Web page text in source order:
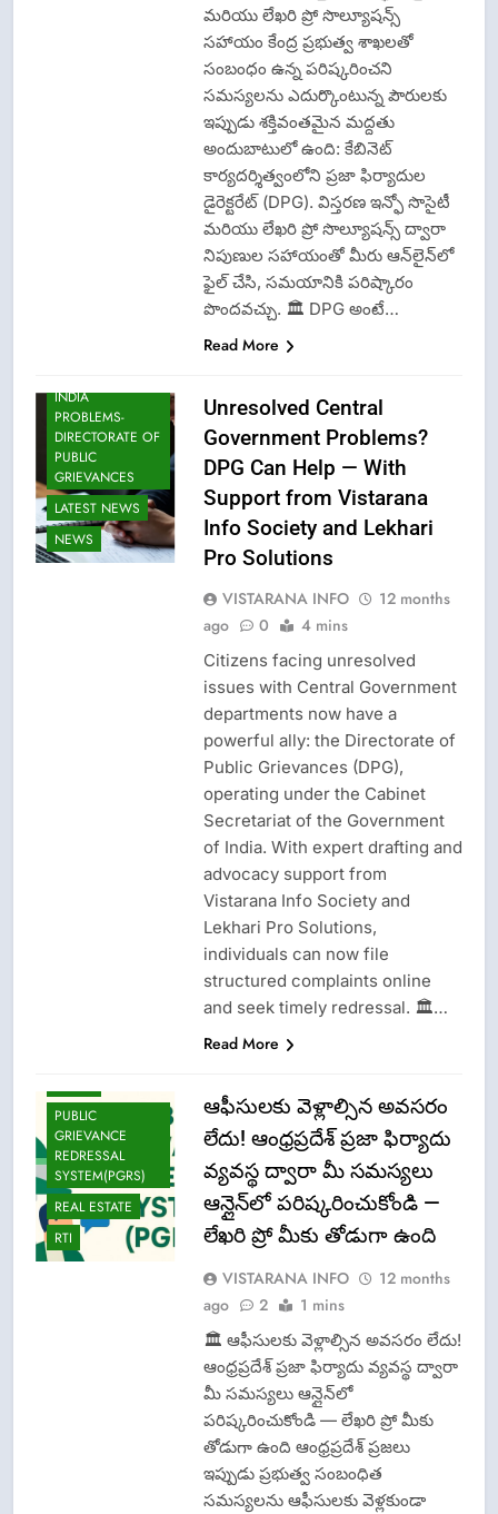
మరియు లేఖరి ప్రో సొల్యూషన్స్
సహాయం కేంద్ర ప్రభుత్వ శాఖలతో
సంబంధం ఉన్న పరిష్కరించని
సమస్యలను ఎదుర్కొంటున్న పౌరులకు
ఇప్పుడు శక్తివంతమైన మద్దతు
అందుబాటులో ఉంది: కేబినెట్
కార్యదర్శిత్వంలోని ప్రజా ఫిర్యాదుల
డైరెక్టరేట్ (DPG). విస్తరణ ఇన్ఫో సొసైటీ
మరియు లేఖరి ప్రో సొల్యూషన్స్ ద్వారా
నిపుణుల సహాయంతో మీరు ఆన్‌లైన్‌లో
ఫైల్ చేసి, సమయానికి పరిష్కారం
పొందవచ్చు. 🏛️ DPG అంటే…
Read More
INDIA
PROBLEMS-
DIRECTORATE OF
PUBLIC
GRIEVANCES
LATEST NEWS
NEWS
Unresolved Central
Government Problems?
DPG Can Help — With
Support from Vistarana
Info Society and Lekhari
Pro Solutions
VISTARANA INFO
12 months
ago
0 4 mins
Citizens facing unresolved
issues with Central Government
departments now have a
powerful ally: the Directorate of
Public Grievances (DPG),
operating under the Cabinet
Secretariat of the Government
of India. With expert drafting and
advocacy support from
Vistarana Info Society and
Lekhari Pro Solutions,
individuals can now file
structured complaints online
and seek timely redressal. 🏛️…
Read More
PUBLIC
GRIEVANCE
REDRESSAL
SYSTEM(PGRS)
REAL ESTATE
RTI
ఆఫీసులకు వెళ్లాల్సిన అవసరం
లేదు! ఆంధ్రప్రదేశ్ ప్రజా ఫిర్యాదు
వ్యవస్థ ద్వారా మీ సమస్యలు
ఆన్లైన్‌లో పరిష్కరించుకోండి —
లేఖరి ప్రో మీకు తోడుగా ఉంది
VISTARANA INFO
12 months
ago
2 1 mins
🏛️ ఆఫీసులకు వెళ్లాల్సిన అవసరం లేదు!
ఆంధ్రప్రదేశ్ ప్రజా ఫిర్యాదు వ్యవస్థ ద్వారా
మీ సమస్యలు ఆన్లైన్‌లో
పరిష్కరించుకోండి — లేఖరి ప్రో మీకు
తోడుగా ఉంది ఆంధ్రప్రదేశ్ ప్రజలు
ఇప్పుడు ప్రభుత్వ సంబంధిత
సమస్యలను ఆఫీసులకు వెళ్లకుండా